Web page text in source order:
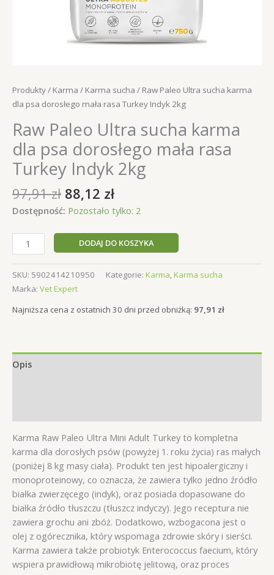
Produkty/ Karma / Karma sucha / Raw Paleo Ultra sucha karma
dla psa dorosłego mała rasa Turkey Indyk 2kg
Raw Paleo Ultra sucha karma
dla psa dorosłego mała rasa
Turkey Indyk 2kg
97,91zł Pierwotna
cena
wynosiła:
97,91 zł.
88,12 złAktualna
cena
wynosi:
88,12 zł.
Dostępność: Pozostało tylko: 2
ilość
Raw
Paleo
Ultra
sucha
karma
dorosłego
mała
2kg
DODAJ DO KOSZYKA
SKU: 5902414210950 Kategorie: Karma,Karma sucha
Marka: Vet Expert
Najniższa cena z ostatnich 30 dni przed obniżką: 97,91 zł
Opis
Karma Raw Paleo Ultra Mini Adult Turkey to kompletna
karma dla dorosłych psów (powyżej 1. roku życia) ras małych
(poniżej 8 kg masy ciała). Produkt ten jest hipoalergiczny i
monoproteinowy, co oznacza, że zawiera tylko jedno źródło
białka zwierzęcego (indyk), oraz posiada dopasowane do
białka źródło tłuszczu (tłuszcz indyczy). Jego receptura nie
zawiera grochu ani zbóż. Dodatkowo, wzbogacona jest o
olej z ogórecznika, który wspomaga zdrowie skóry i sierści.
Karma zawiera także probiotyk Enterococcus faecium, który
wspiera prawidłową mikrobiotę jelitową, oraz proces